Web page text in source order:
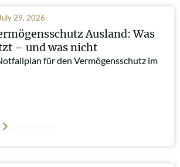
July 29, 2026
Ausland: Was
– und was nicht
für den Vermögensschutz im